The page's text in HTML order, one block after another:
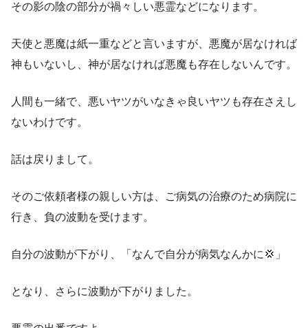
その影の陰の部分が禍々しい悪霊などになります。
天使と悪魔は紙一重などと言いますが、悪魔が居なければ
神もいないし、神が居なければ悪魔も存在しないんです。
人間も一緒で、悪いヤツがいなきゃ良いヤツも存在さえし
ないわけです。
話は戻りまして。
そのご依頼者様の親しい方は、ご病気の治療のため病院に
行き、負の波動を受けます。
自分の波動が下がり、「なんで自分が病気なんかに💢」
となり、さらに波動が下がりました。